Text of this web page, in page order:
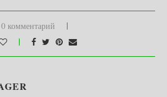
0 комментарий